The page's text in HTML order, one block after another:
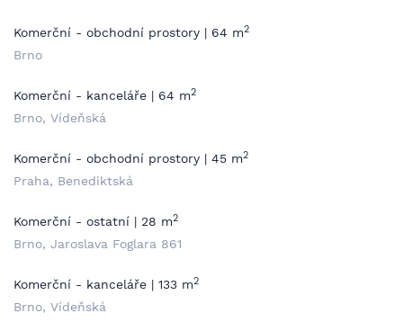
Komerční - obchodní prostory | 64 m2
Brno
Komerční - kanceláře | 64 m2
Brno, Vídeňská
Komerční - obchodní prostory | 45 m2
Praha, Benediktská
Komerční - ostatní | 28 m2
Brno, Jaroslava Foglara 861
Komerční - kanceláře | 133 m2
Brno, Vídeňská